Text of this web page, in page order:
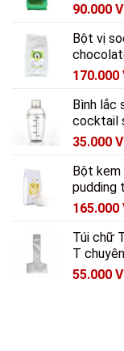
90.000
Bột vị
170.000
Bình lắc
cocktail
35.000
Bột kem
pudding
165.000
Túi chữ
T
55.000